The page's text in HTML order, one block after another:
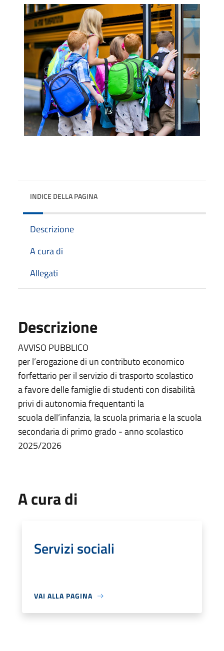
INDICE DELLA PAGINA
Descrizione
A cura di
Allegati
Descrizione
AVVISO PUBBLICO
per l’erogazione di un contributo economico
forfettario per il servizio di trasporto scolastico
a favore delle famiglie di studenti con disabilità
privi di autonomia frequentanti la
scuola dell’infanzia, la scuola primaria e la scuola
secondaria di primo grado - anno scolastico
2025/2026
A cura di
Servizi sociali
VAI ALLA PAGINA